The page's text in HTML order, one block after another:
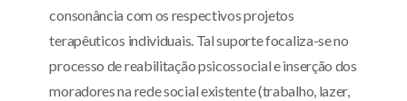
consonância com os respectivos projetos
terapêuticos individuais. Tal suporte focaliza-se no
processo de reabilitação psicossocial e inserção dos
moradores na rede social existente (trabalho, lazer,